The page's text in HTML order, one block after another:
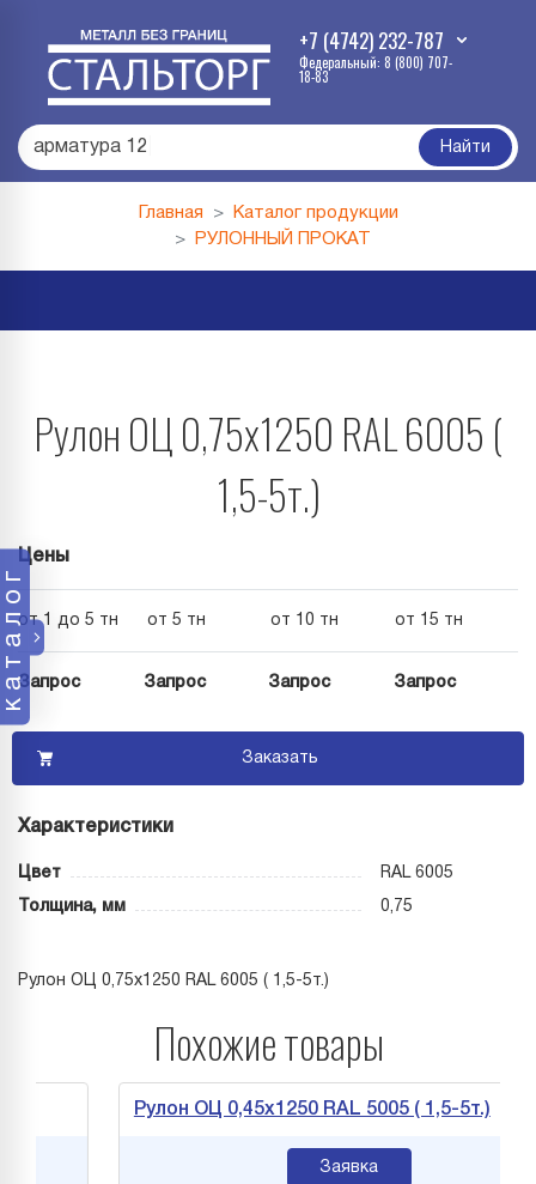
+7 (4742) 232-787
Федеральный: 8 (800) 707-
18-83
арматура 12 Найти
каталог
Главная
Каталог продукции
РУЛОННЫЙ ПРОКАТ
Рулон ОЦ 0,75х1250 RAL 6005 (
1,5-5т.)
Цены
от 1 до 5 тн от 5 тн от 10 тн от 15 тн
Запрос Запрос Запрос Запрос
Заказать
Характеристики
Цвет RAL 6005
Толщина, мм 0,75
Рулон ОЦ 0,75х1250 RAL 6005 ( 1,5-5т.)
Похожие товары
Рулон ОЦ 0,45х1250 RAL 5005 ( 1,5-5т.)
Заявка